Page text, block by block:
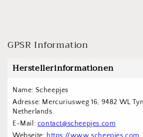
GPSR Information
Herstellerinformationen
Name: Scheepjes
Adresse: Mercuriusweg 16, 9482 WL
Netherlands.
E-Mail: contact@scheepjes.com
Webseite: https://www.scheepjes.com